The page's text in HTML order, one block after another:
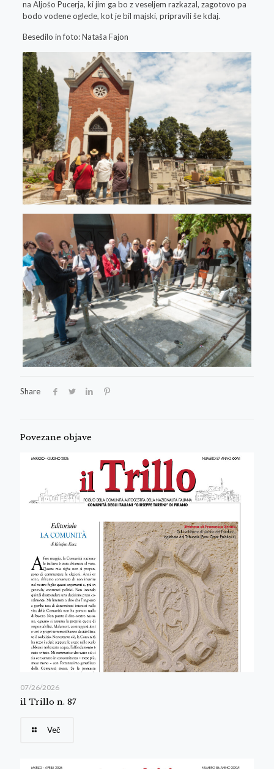
na Aljošo Pucerja, ki jim ga bo z veseljem razkazal, zagotovo pa
bodo vodene oglede, kot je bil majski, pripravili še kdaj.
Besedilo in foto: Nataša Fajon
Share
Povezane objave
07/26/2026
il Trillo n. 87
Več